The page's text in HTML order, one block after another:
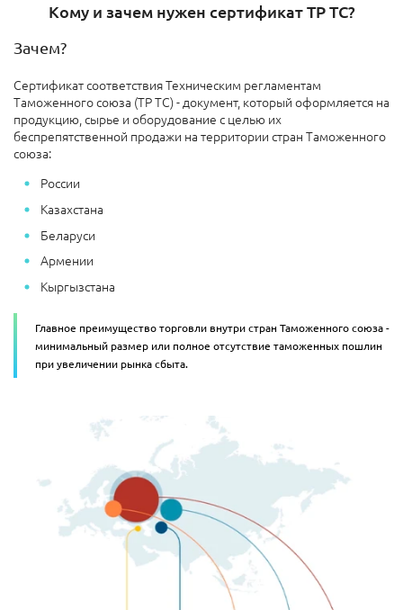
Кому и зачем нужен сертификат ТР ТС?
Зачем?
Сертификат соответствия Техническим регламентам
Таможенного союза (ТР ТС) - документ, который оформляется на
продукцию, сырье и оборудование с целью их
беспрепятственной продажи на территории стран Таможенного
союза:
России
Казахстана
Беларуси
Армении
Кыргызстана
Главное преимущество торговли внутри стран Таможенного союза -
минимальный размер или полное отсутствие таможенных пошлин
при увеличении рынка сбыта.